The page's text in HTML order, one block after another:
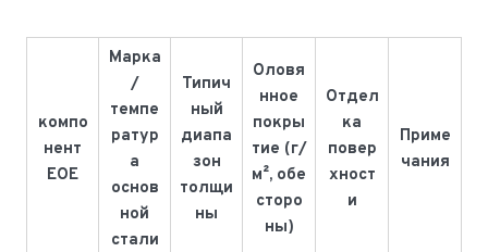
компо
нент
EOE
Марка
/
темпе
ратур
а
основ
ной
стали
Типич
ный
диапа
зон
толщи
ны
Оловя
нное
покры
тие (г/
м², обе
сторо
ны)
Отдел
ка
повер
хност
и
Приме
чания